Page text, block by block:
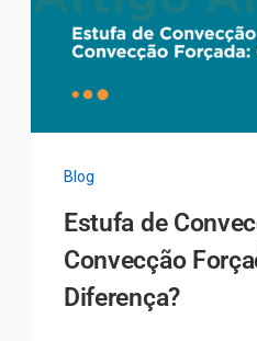
Blog
Estufa de
Convecção
Diferença?